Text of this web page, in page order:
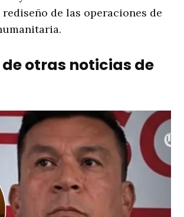
de las operaciones de
de otras noticias de